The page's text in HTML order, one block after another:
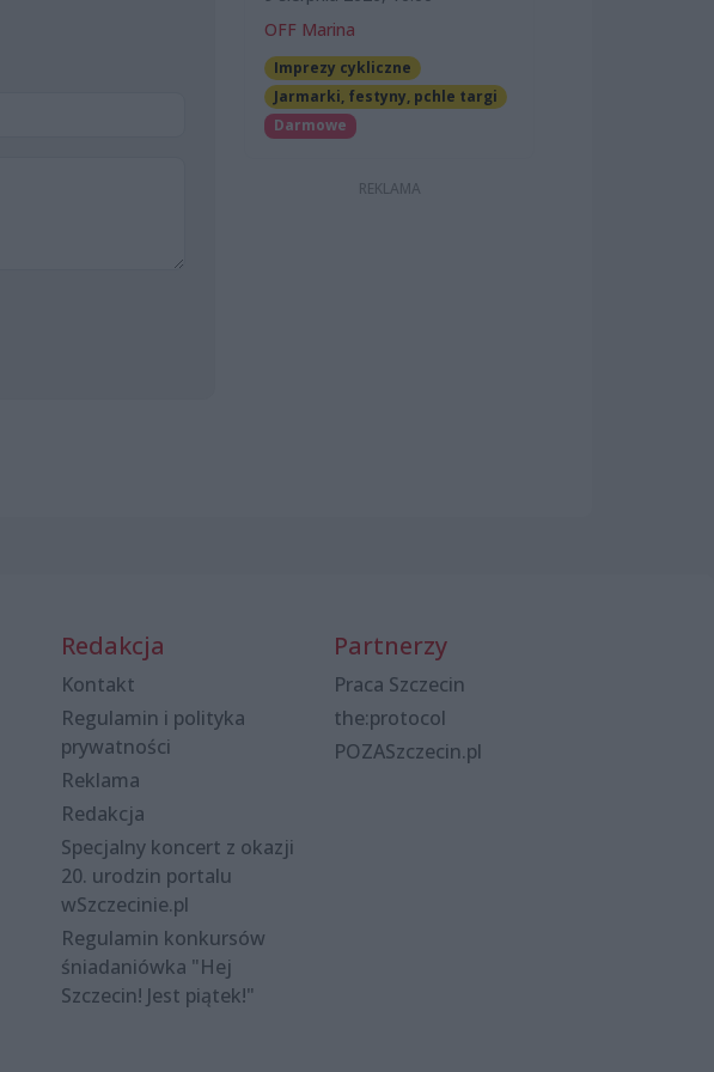
OFF Marina
Imprezy cykliczne
Jarmarki, festyny, pchle targi
Darmowe
Redakcja
Kontakt
Regulamin i polityka
prywatności
Reklama
Redakcja
Specjalny koncert z okazji
20. urodzin portalu
wSzczecinie.pl
Regulamin konkursów
śniadaniówka "Hej
Szczecin! Jest piątek!"
Partnerzy
Praca Szczecin
the:protocol
POZASzczecin.pl